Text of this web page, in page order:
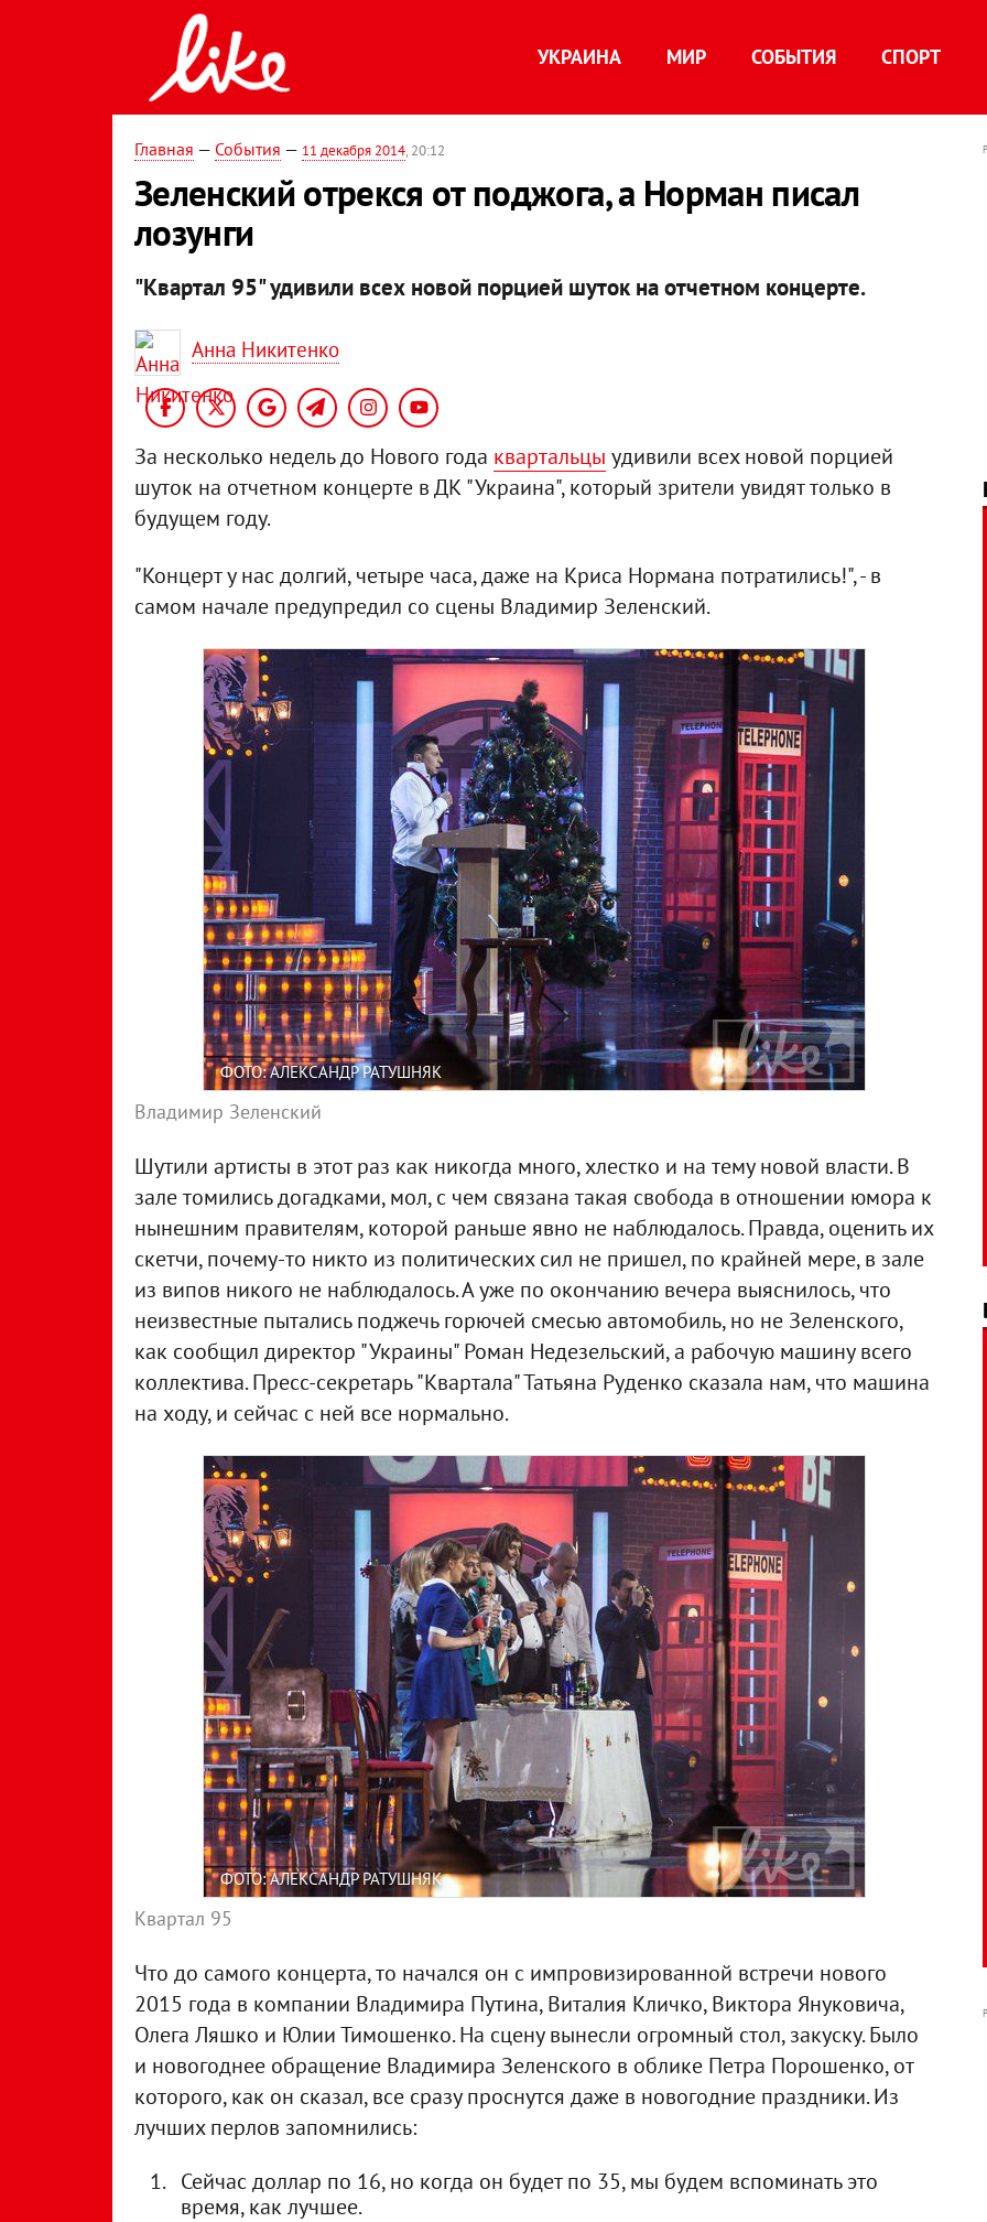
УКРАИНА МИР СОБЫТИЯ СПОРТ
Главная — События — 11 декабря 2014, 20:12
Зеленский отрекся от поджога, а Норман писал
лозунги
"Квартал 95" удивили всех новой порцией шуток на отчетном концерте.
Анна Никитенко
За несколько недель до Нового года квартальцы удивили всех новой порцией
шуток на отчетном концерте в ДК "Украина", который зрители увидят только в
будущем году.
"Концерт у нас долгий, четыре часа, даже на Криса Нормана потратились!", - в
самом начале предупредил со сцены Владимир Зеленский.
ФОТО: АЛЕКСАНДР РАТУШНЯК
Владимир Зеленский
Шутили артисты в этот раз как никогда много, хлестко и на тему новой власти. В
зале томились догадками, мол, с чем связана такая свобода в отношении юмора к
нынешним правителям, которой раньше явно не наблюдалось. Правда, оценить их
скетчи, почему-то никто из политических сил не пришел, по крайней мере, в зале
из випов никого не наблюдалось. А уже по окончанию вечера выяснилось, что
неизвестные пытались поджечь горючей смесью автомобиль, но не Зеленского,
как сообщил директор "Украины" Роман Недезельский, а рабочую машину всего
коллектива. Пресс-секретарь "Квартала" Татьяна Руденко сказала нам, что машина
на ходу, и сейчас с ней все нормально.
ФОТО: АЛЕКСАНДР РАТУШНЯК
Квартал 95
Что до самого концерта, то начался он с импровизированной встречи нового
2015 года в компании Владимира Путина, Виталия Кличко, Виктора Януковича,
Олега Ляшко и Юлии Тимошенко. На сцену вынесли огромный стол, закуску. Было
и новогоднее обращение Владимира Зеленского в облике Петра Порошенко, от
которого, как он сказал, все сразу проснутся даже в новогодние праздники. Из
лучших перлов запомнились:
Сейчас доллар по 16, но когда он будет по 35, мы будем вспоминать это
время, как лучшее.